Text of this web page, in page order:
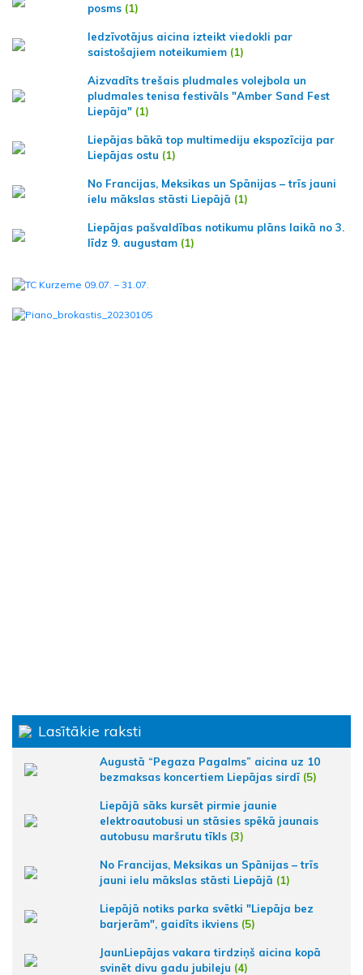
posms (1)
Iedzīvotājus aicina izteikt viedokli par
saistošajiem noteikumiem (1)
Aizvadīts trešais pludmales volejbola un
pludmales tenisa festivāls "Amber Sand Fest
Liepāja" (1)
Liepājas bākā top multimediju ekspozīcija par
Liepājas ostu (1)
No Francijas, Meksikas un Spānijas – trīs jauni
ielu mākslas stāsti Liepājā (1)
Liepājas pašvaldības notikumu plāns laikā no 3.
līdz 9. augustam (1)
Lasītākie raksti
Augustā “Pegaza Pagalms” aicina uz 10
bezmaksas koncertiem Liepājas sirdī (5)
Liepājā sāks kursēt pirmie jaunie
elektroautobusi un stāsies spēkā jaunais
autobusu maršrutu tīkls (3)
No Francijas, Meksikas un Spānijas – trīs
jauni ielu mākslas stāsti Liepājā (1)
Liepājā notiks parka svētki "Liepāja bez
barjerām", gaidīts ikviens (5)
JaunLiepājas vakara tirdziņš aicina kopā
svinēt divu gadu jubileju (4)